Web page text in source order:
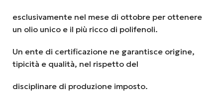
esclusivamente nel mese di ottobre per ottenere
un olio unico e il più ricco di polifenoli.
Un ente di certificazione ne garantisce origine,
tipicità e qualità, nel rispetto del
disciplinare di produzione imposto.